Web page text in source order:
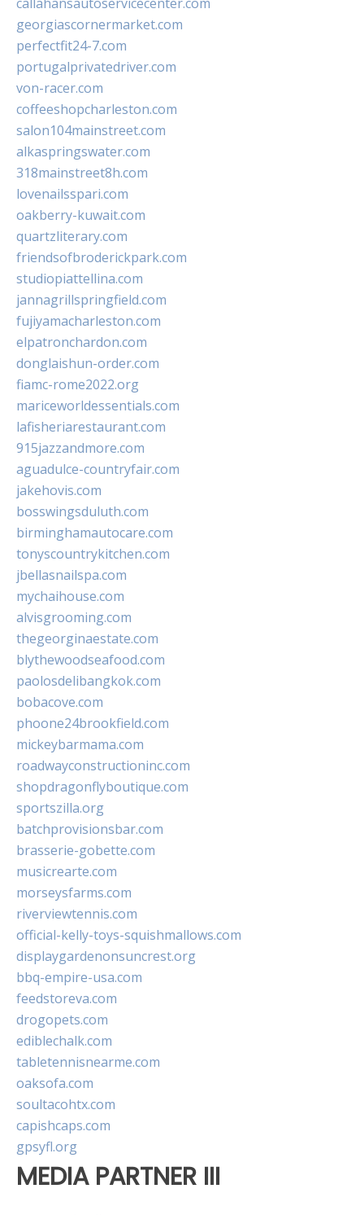
georgiascornermarket.com
perfectfit24-7.com
portugalprivatedriver.com
von-racer.com
coffeeshopcharleston.com
salon104mainstreet.com
alkaspringswater.com
318mainstreet8h.com
lovenailsspari.com
oakberry-kuwait.com
quartzliterary.com
friendsofbroderickpark.com
studiopiattellina.com
jannagrillspringfield.com
fujiyamacharleston.com
elpatronchardon.com
donglaishun-order.com
fiamc-rome2022.org
mariceworldessentials.com
lafisheriarestaurant.com
915jazzandmore.com
aguadulce-countryfair.com
jakehovis.com
bosswingsduluth.com
birminghamautocare.com
tonyscountrykitchen.com
jbellasnailspa.com
mychaihouse.com
alvisgrooming.com
thegeorginaestate.com
blythewoodseafood.com
paolosdelibangkok.com
bobacove.com
phoone24brookfield.com
mickeybarmama.com
roadwayconstructioninc.com
shopdragonflyboutique.com
sportszilla.org
batchprovisionsbar.com
brasserie-gobette.com
musicrearte.com
morseysfarms.com
riverviewtennis.com
official-kelly-toys-squishmallows.com
displaygardenonsuncrest.org
bbq-empire-usa.com
feedstoreva.com
drogopets.com
ediblechalk.com
tabletennisnearme.com
oaksofa.com
soultacohtx.com
capishcaps.com
gpsyfl.org
MEDIA PARTNER III